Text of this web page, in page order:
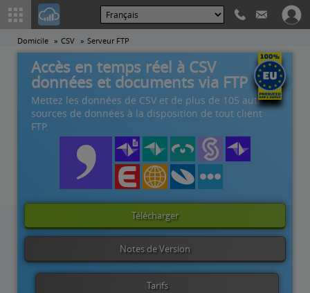
Domicile CSV Serveur FTP
Télécharger
Notes de Version
Tarifs
Accès en temps réel à CSV
données et documents via FTP
Mettez les données de CSV et de plus de 105 autres
sources de données à la disposition de tout client
FTP.